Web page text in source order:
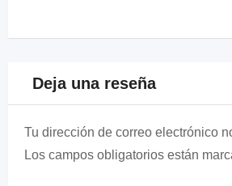
Deja una reseña
Tu dirección de correo electrónico
Los campos obligatorios están